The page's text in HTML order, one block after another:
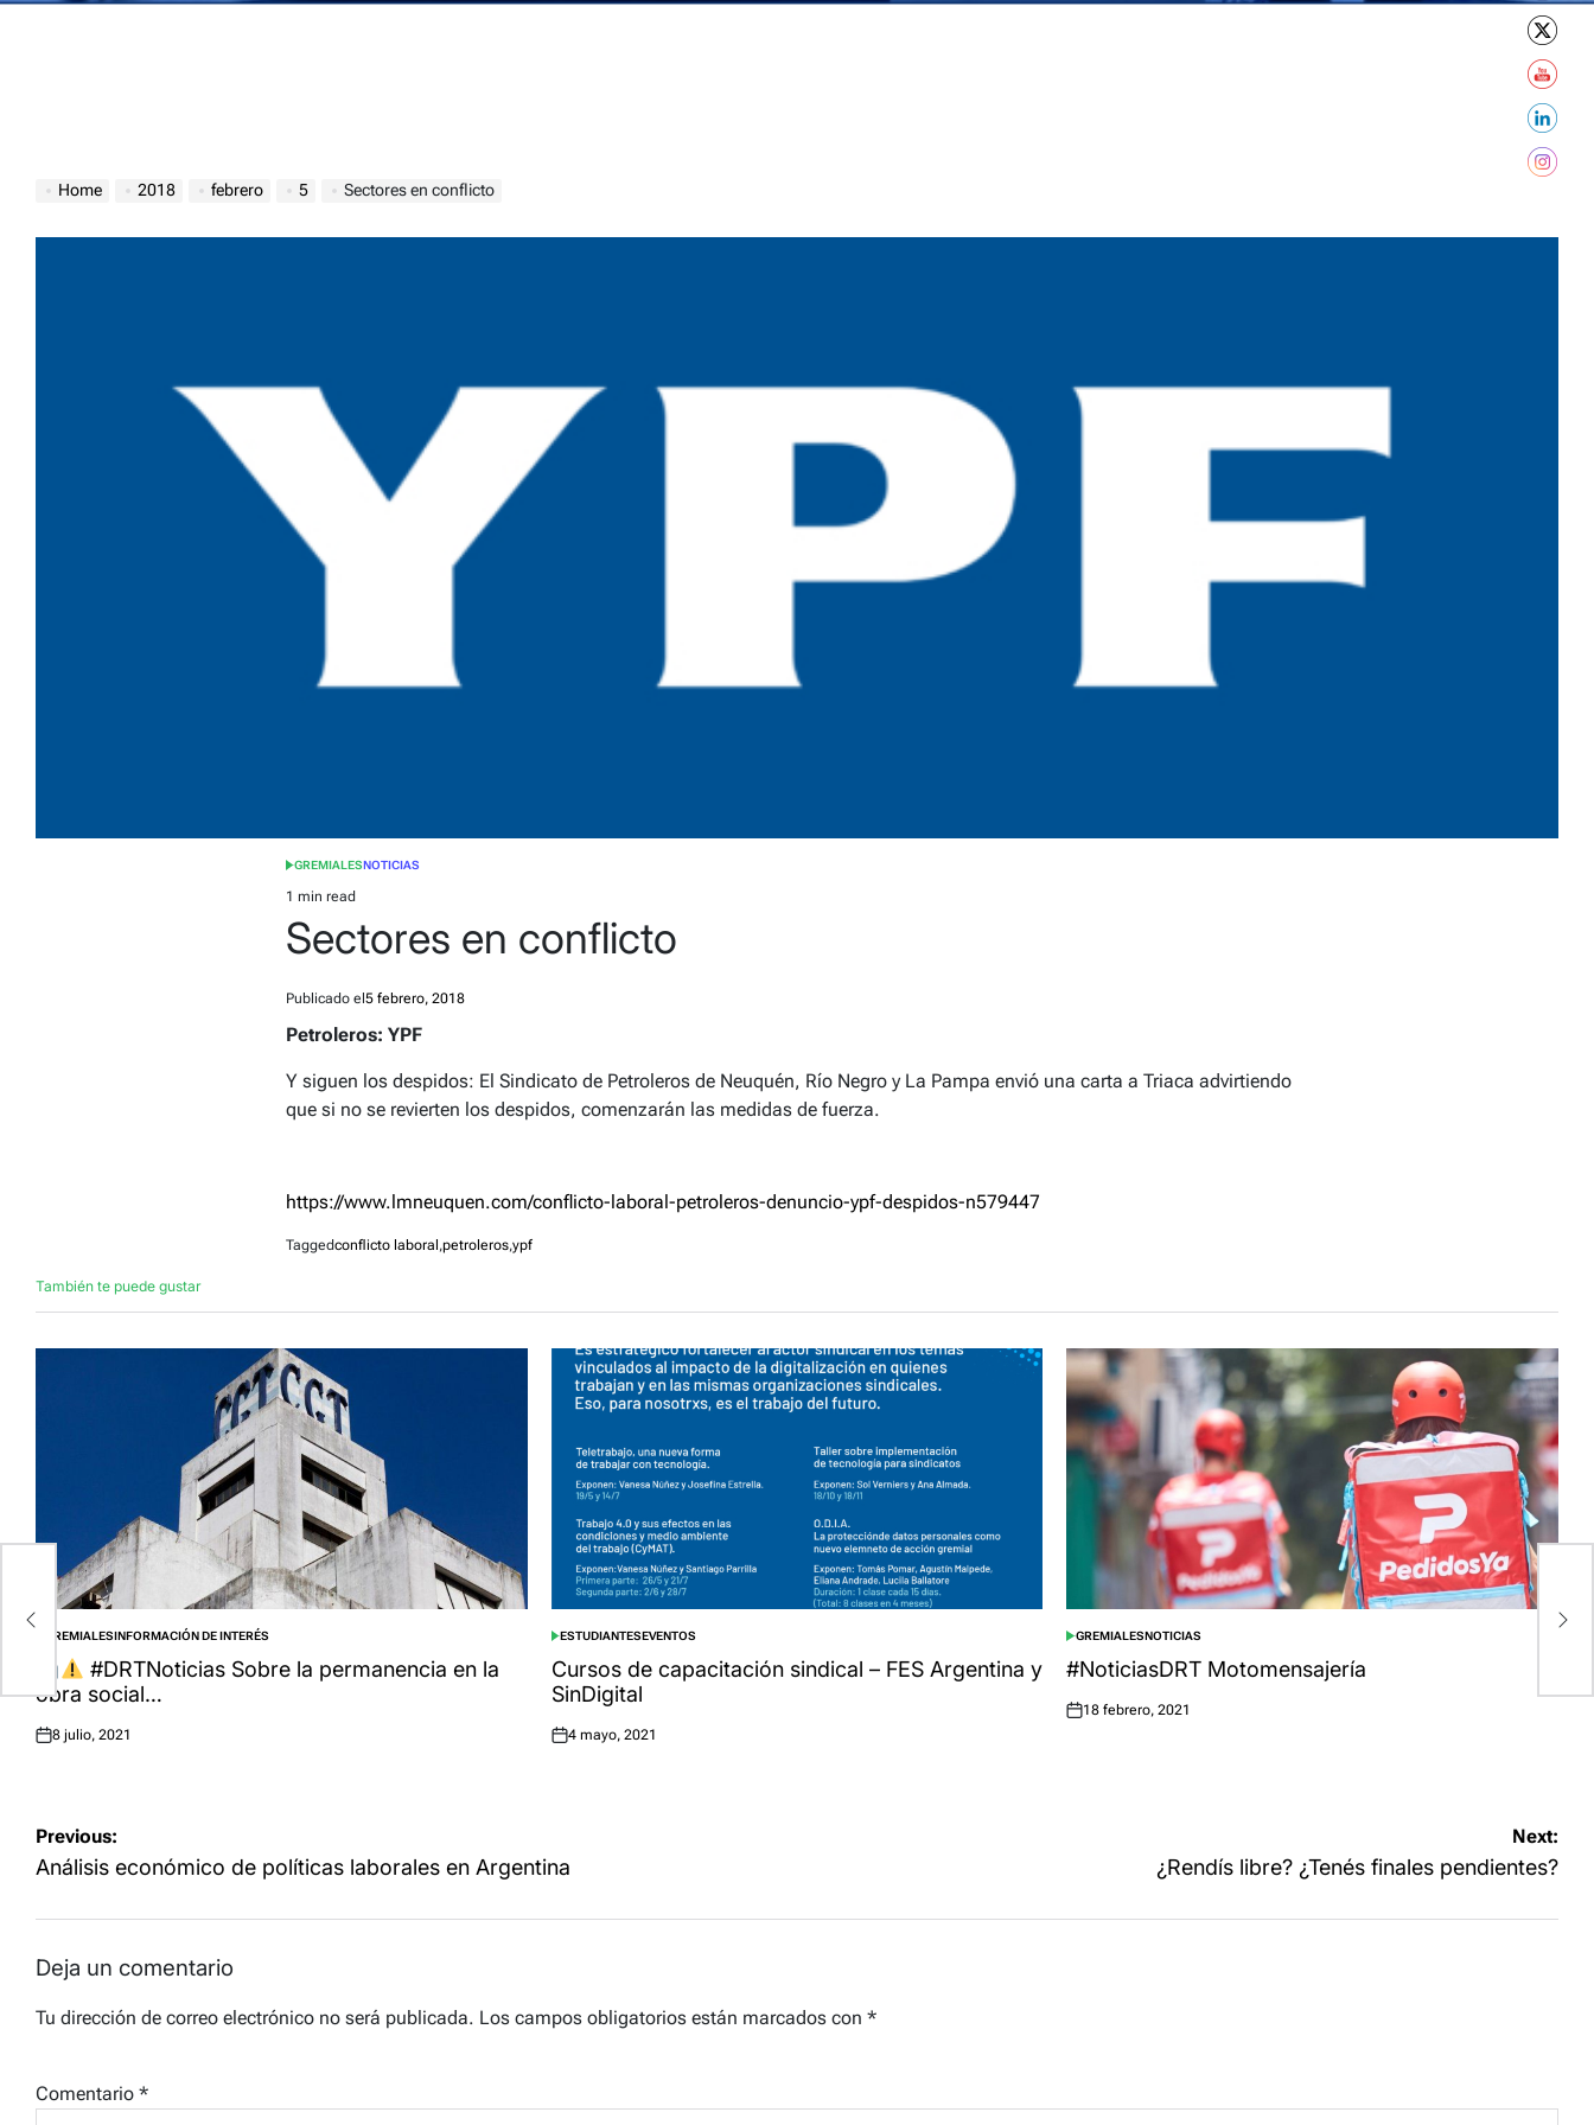
Home 2018 febrero 5 Sectores en conflicto
POSTED
IN
GREMIALESNOTICIAS
Estimated
read
time
1 min read
Sectores en conflicto
Publicado el 5 febrero, 2018
Petroleros: YPF
Y siguen los despidos: El Sindicato de Petroleros de Neuquén, Río Negro y La Pampa envió una carta a Triaca advirtiendo
que si no se revierten los despidos, comenzarán las medidas de fuerza.
https://www.lmneuquen.com/conflicto-laboral-petroleros-denuncio-ypf-despidos-n579447
Taggedconflicto laboral ,petroleros,ypf
También te puede gustar
POSTED
GREMIALESINFORMACIÓN DE INTERÉS
#DRTNoticias Sobre la permanencia en la
obra social…
Posted
8 julio, 2021
POSTED
IN
ESTUDIANTESEVENTOS
Cursos de capacitación sindical – FES Argentina y
SinDigital
Posted
4 mayo, 2021
POSTED
IN
GREMIALESNOTICIAS
#NoticiasDRT Motomensajería
Posted
18 febrero, 2021
Navegación
de
Previous:
Análisis económico de políticas laborales en Argentina
Next:
¿Rendís libre? ¿Tenés finales pendientes?
Deja un comentario
Tu dirección de correo electrónico no será publicada. Los campos obligatorios están marcados con *
Comentario *